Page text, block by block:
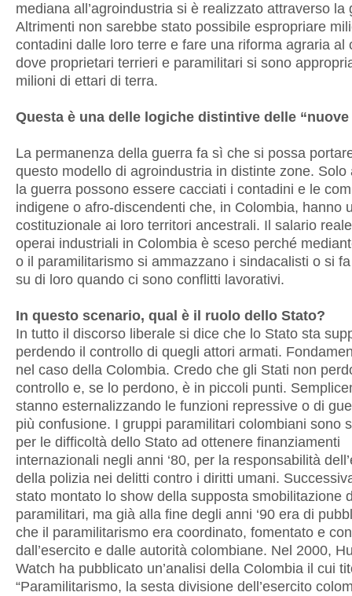
mediana all’agroindustria si è realizzato attraverso la
Altrimenti non sarebbe stato possibile espropriare
contadini dalle loro terre e fare una riforma agraria al
dove proprietari terrieri e paramilitari si sono
milioni di ettari di terra.
Questa è una delle logiche distintive delle “nuove
La permanenza della guerra fa sì che si possa
questo modello di agroindustria in distinte zone. Solo
la guerra possono essere cacciati i contadini e le
indigene o afro-discendenti che, in Colombia, hanno
costituzionale ai loro territori ancestrali. Il salario
operai industriali in Colombia è sceso perché
o il paramilitarismo si ammazzano i sindacalisti o si
su di loro quando ci sono conflitti lavorativi.
In questo scenario, qual è il ruolo dello Stato?
In tutto il discorso liberale si dice che lo Stato sta
perdendo il controllo di quegli attori armati.
nel caso della Colombia. Credo che gli Stati non
controllo e, se lo perdono, è in piccoli punti.
stanno esternalizzando le funzioni repressive o di
più confusione. I gruppi paramilitari colombiani sono
per le difficoltà dello Stato ad ottenere finanziamenti
internazionali negli anni ‘80, per la responsabilità
della polizia nei delitti contro i diritti umani.
stato montato lo show della supposta smobilitazione
paramilitari, ma già alla fine degli anni ‘90 era di
che il paramilitarismo era coordinato, fomentato e
dall’esercito e dalle autorità colombiane. Nel 2000,
Watch ha pubblicato un’analisi della Colombia il cui
“Paramilitarismo, la sesta divisione dell’esercito